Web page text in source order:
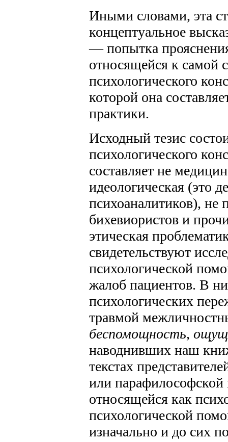
Иными словами, эта
концептуальное
— попытка
относящейся к самой
психологического
которой она
практики.
Исходный тезис
психологического
составляет не
идеологическая (это
психоаналитиков), не
бихевиористов и
этическая
свидетельствуют
психологической
жалоб пациентов. В
психологических
травмой
беспомощность,
наводнивших наш
текстах
или парафилософской
относящейся как
психологической
изначально и до сих